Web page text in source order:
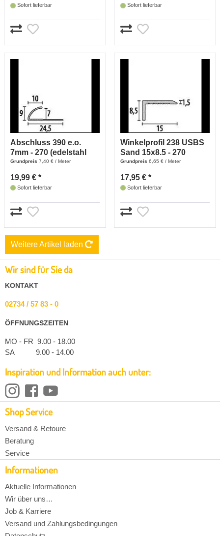
Sofort lieferbar Sofort lieferbar
Abschluss 390 e.o.
7mm - 270 (edelstahl
Optik)
Grundpreis 7,40 € / Meter
19,99 € *
Sofort lieferbar
Winkelprofil 238 USBS
Sand 15x8.5 - 270
(Sand)
Grundpreis 6,65 € / Meter
17,95 € *
Sofort lieferbar
Weitere Artikel laden
Wir sind für Sie da
KONTAKT
02734 / 57 83 - 0
ÖFFNUNGSZEITEN
MO - FR 9.00 - 18.00
SA 9.00 - 14.00
Inspiration und Information auch unter:
Shop Service
Versand & Retoure
Beratung
Service
Informationen
Aktuelle Informationen
Wir über uns…
Job & Karriere
Versand und Zahlungsbedingungen